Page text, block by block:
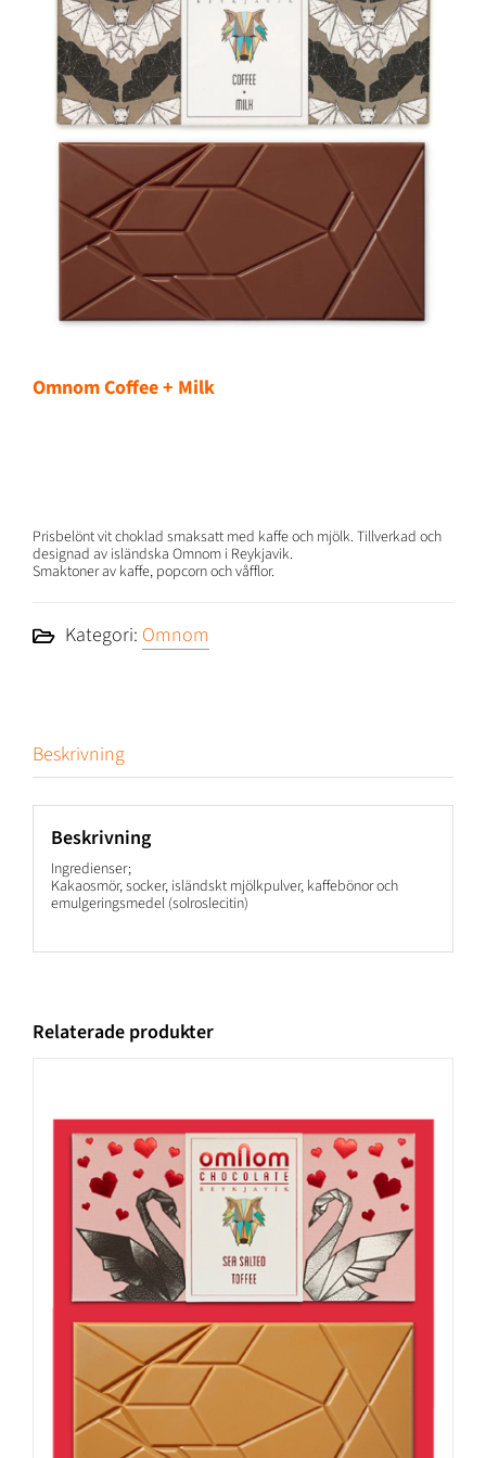
Omnom Coffee + Milk
Prisbelönt vit choklad smaksatt med kaffe och mjölk. Tillverkad och
designad av isländska Omnom i Reykjavik.
Smaktoner av kaffe, popcorn och våfflor.
Kategori: Omnom
Beskrivning
Beskrivning
Ingredienser;
Kakaosmör, socker, isländskt mjölkpulver, kaffebönor och
emulgeringsmedel (solroslecitin)
Relaterade produkter